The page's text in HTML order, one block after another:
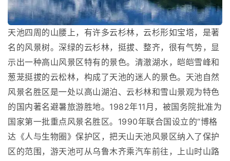
天池四周的山腰上，有许多云杉林，云杉形如宝塔，是著
名的风景树。深绿的云杉林，挺拔、整齐，很有气势，显
示出一种高山风景区特有的景色。清澈湖水，皑皑雪峰和
葱茏挺拔的云松林，构成了天池的迷人的景色。天池自然
风景名胜区是一处以高山湖泊、云杉林和雪山景观为特色
的国内著名避暑旅游胜地。1982年11月，被国务院批准为
国家第一批重点风景名胜区。1990年联合国设立的“博格
达《人与生物圈》保护区，把天山天池风景区纳入了保护
区的范围，游天池可从乌鲁木齐乘汽车前往，上山时山路